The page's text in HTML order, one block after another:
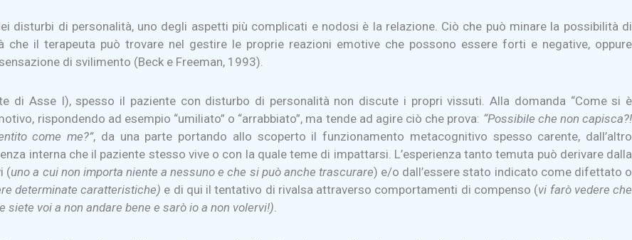
disturbi di personalità, uno degli aspetti più complicati e nodosi è la relazione. Ciò che può minare la possibilità di
il terapeuta può trovare nel gestire le proprie reazioni emotive che possono essere forti e negative, oppure
di svilimento (Beck e Freeman, 1993).
di Asse I), spesso il paziente con disturbo di personalità non discute i propri vissuti. Alla domanda “Come si è
rispondendo ad esempio “umiliato” o “arrabbiato”, ma tende ad agire ciò che prova: “Possibile che non capisca?!
come me?”, da una parte portando allo scoperto il funzionamento metacognitivo spesso carente, dall’altro
interna che il paziente stesso vive o con la quale teme di impattarsi. L’esperienza tanto temuta può derivare dalla
(uno a cui non importa niente a nessuno e che si può anche trascurare) e/o dall’essere stato indicato come difettato o
determinate caratteristiche) e di qui il tentativo di rivalsa attraverso comportamenti di compenso (vi farò vedere che
voi a non andare bene e sarò io a non volervi!)